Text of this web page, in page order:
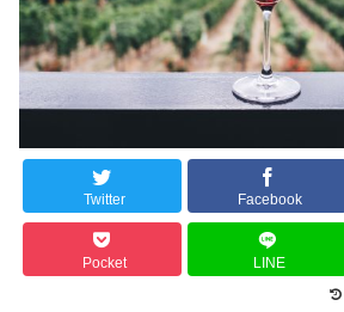
Twitter Facebook
Pocket LINE